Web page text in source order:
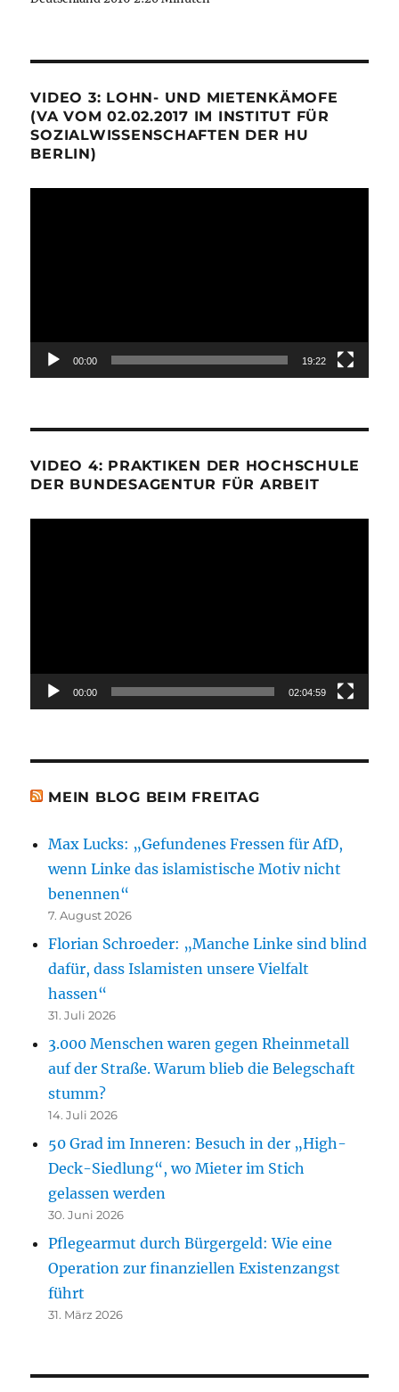
VIDEO 3: LOHN- UND MIETENKÄMOFE
(VA VOM 02.02.2017 IM INSTITUT FÜR
SOZIALWISSENSCHAFTEN DER HU
BERLIN)
00:00 19:22
VIDEO 4: PRAKTIKEN DER HOCHSCHULE
DER BUNDESAGENTUR FÜR ARBEIT
00:00 02:04:59
MEIN BLOG BEIM FREITAG
Max Lucks: „Gefundenes Fressen für AfD,
wenn Linke das islamistische Motiv nicht
benennen“
7. August 2026
Florian Schroeder: „Manche Linke sind blind
dafür, dass Islamisten unsere Vielfalt
hassen“
31. Juli 2026
3.000 Menschen waren gegen Rheinmetall
auf der Straße. Warum blieb die Belegschaft
stumm?
14. Juli 2026
50 Grad im Inneren: Besuch in der „High-
Deck-Siedlung“, wo Mieter im Stich
gelassen werden
30. Juni 2026
Pflegearmut durch Bürgergeld: Wie eine
Operation zur finanziellen Existenzangst
führt
31. März 2026